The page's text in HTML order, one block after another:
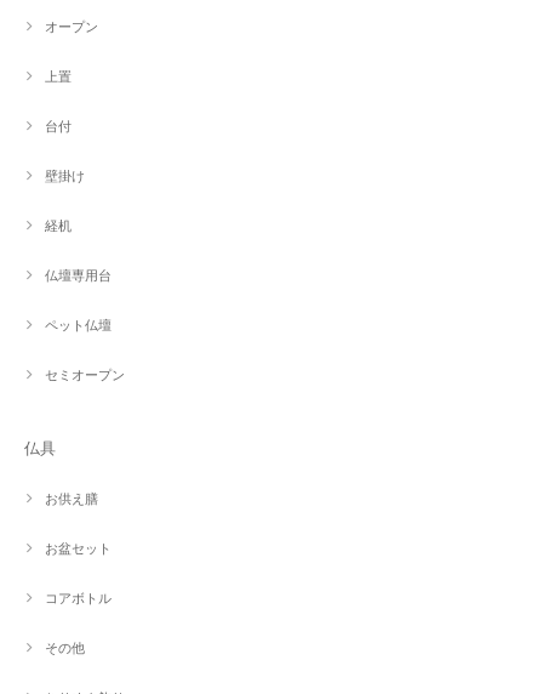
オープン
上置
台付
壁掛け
経机
仏壇専用台
ペット仏壇
セミオープン
仏具
お供え膳
お盆セット
コアボトル
その他